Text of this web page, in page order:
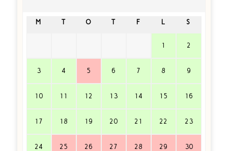
M T O T F L S
1 2
3 4 5 6 7 8 9
10 11 12 13 14 15 16
17 18 19 20 21 22 23
24 25 26 27 28 29 30